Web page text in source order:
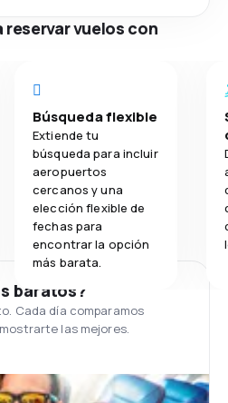
reservar vuelos con
Búsqueda flexible
Extiende tu
búsqueda para incluir
aeropuertos
cercanos y una
elección flexible de
fechas para
encontrar la opción
más barata.
baratos?
Cada día comparamos
las mejores.